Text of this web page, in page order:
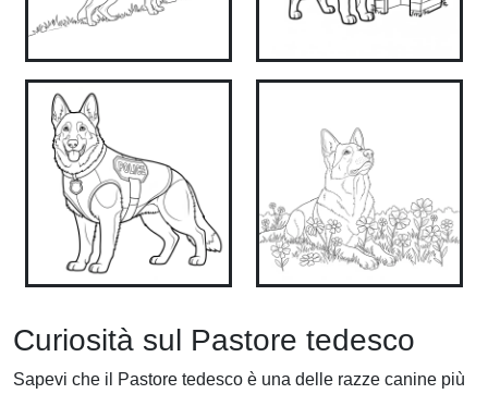
Curiosità sul Pastore tedesco
Sapevi che il Pastore tedesco è una delle razze canine più